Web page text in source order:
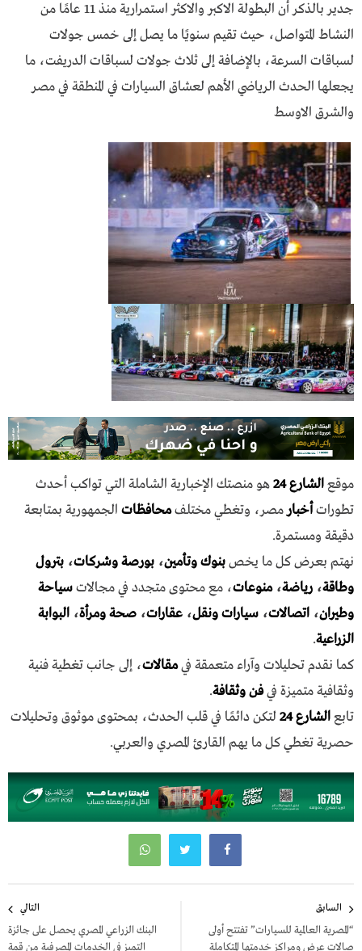
جدير بالذكر أن البطولة الاكبر والاكثر استمرارية منذ 11 عامًا من
النشاط المتواصل، حيث تقيم سنويًا ما يصل إلى خمس جولات
لسباقات السرعة، بالإضافة إلى ثلاث جولات لسباقات الدريفت، ما
يجعلها الحدث الرياضي الأهم لعشاق السيارات في المنطقة في مصر
والشرق الاوسط
موقعالشارع 24
هو منصتك الإخبارية الشاملة التي تواكب أحدث
تطوراتأخبار مصر، وتغطي مختلفمحافظات الجمهورية بمتابعة
دقيقة ومستمرة.
نهتم بعرض كل ما يخصبنوك وتأمين، بورصة وشركات، بترول
وطاقة، رياضة،منوعات، مع محتوى متجدد في مجالاتسياحة
وطيران، اتصالات، سيارات ونقل، عقارات، صحة ومرأة، البوابة
الزراعية.
كما نقدم تحليلات وآراء متعمقة فيمقالات، إلى جانب تغطية فنية
وثقافية متميزة فيفن وثقافة.
تابعالشارع 24
لتكن دائمًا في قلب الحدث، بمحتوى موثوق وتحليلات
حصرية تغطي كل ما يهم القارئ المصري والعربي.
المقالات
السابق
“المصرية العالمية للسيارات” تفتتح أولى
صالات عرض ومراكز خدمتها المتكاملة
التالي
البنك الزراعي المصري يحصل على جائزة
التميز في الخدمات المصرفية من قمة